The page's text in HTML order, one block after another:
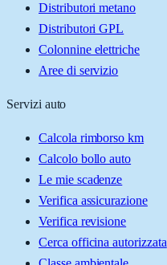
Distributori metano
Distributori GPL
Colonnine elettriche
Aree di servizio
Servizi auto
Calcola rimborso km
Calcolo bollo auto
Le mie scadenze
Verifica assicurazione
Verifica revisione
Cerca officina autorizzata